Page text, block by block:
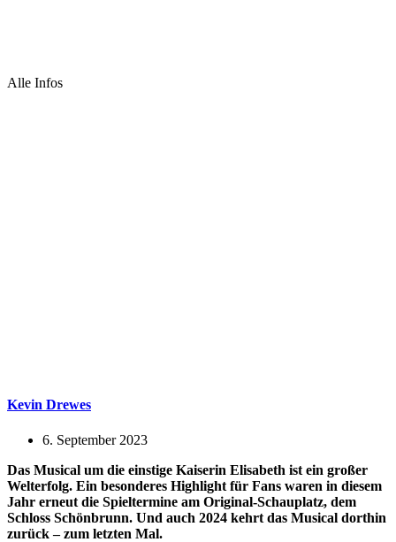
Alle Infos
Kevin Drewes
6. September 2023
Das Musical um die einstige Kaiserin Elisabeth ist ein großer
Welterfolg. Ein besonderes Highlight für Fans waren in diesem
Jahr erneut die Spieltermine am Original-Schauplatz, dem
Schloss Schönbrunn. Und auch 2024 kehrt das Musical dorthin
zurück – zum letzten Mal.